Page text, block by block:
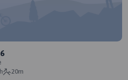
20m